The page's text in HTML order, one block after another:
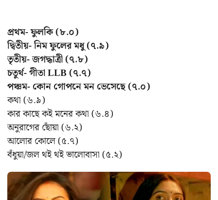
প্রথম- ফুলকি (৮.০)
দ্বিতীয়- নিম ফুলের মধু (৭.৯)
তৃতীয়- জগদ্ধাত্রী (৭.৮)
চতুর্থ- গীতা LLB (৭.৭)
পঞ্চম- কোন গোপনে মন ভেসেছে (৭.০)
কথা (৬.৯)
কার কাছে কই মনের কথা (৬.৪)
অনুরাগের ছোঁয়া (৬.২)
আলোর কোলে (৫.৭)
বঁধুয়া/জল থই থই ভালোবাসা (৫.২)